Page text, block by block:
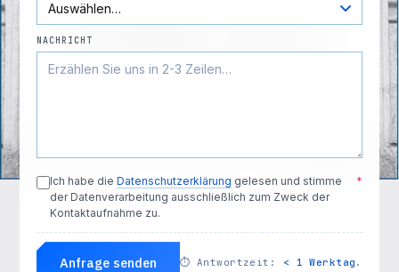
NACHRICHT
Ich habe die Datenschutzerklärung gelesen und stimme
der Datenverarbeitung ausschließlich zum Zweck der
Kontaktaufnahme zu.
*
Anfrage senden ⏱ Antwortzeit: < 1 Werktag .